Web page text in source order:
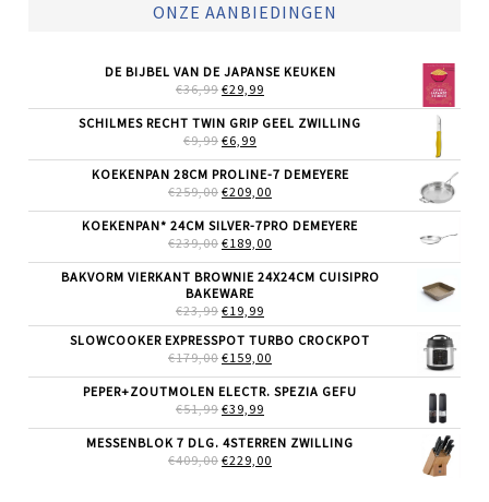
ONZE AANBIEDINGEN
DE BIJBEL VAN DE JAPANSE KEUKEN
€36,99 OORSPRONKELIJKE
WAS:
€36,99.
€29,99
IS:
SCHILMES RECHT TWIN GRIP GEEL ZWILLING
€9,99 OORSPRONKELIJKE
WAS:
€9,99.
€6,99
IS:
€6,99.
KOEKENPAN 28CM PROLINE-7 DEMEYERE
€259,00 OORSPRONKELIJKE
WAS:
€259,00.
€209,00
IS:
KOEKENPAN* 24CM SILVER-7PRO DEMEYERE
€239,00 OORSPRONKELIJKE
WAS:
€239,00.
€189,00
IS:
BAKVORM VIERKANT BROWNIE 24X24CM CUISIPRO
BAKEWARE
€23,99 OORSPRONKELIJKE
PRIJS
WAS:
€23,99.
€19,99
PRIJS
IS:
€19,99.
SLOWCOOKER EXPRESSPOT TURBO CROCKPOT
€179,00 OORSPRONKELIJKE
WAS:
€179,00.
€159,00
IS:
PEPER+ZOUTMOLEN ELECTR. SPEZIA GEFU
€51,99 OORSPRONKELIJKE
WAS:
€51,99.
€39,99
IS:
€39,99.
MESSENBLOK 7 DLG. 4STERREN ZWILLING
€409,00 OORSPRONKELIJKE
€229,00